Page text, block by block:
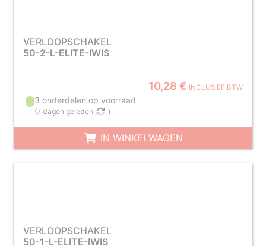
VERLOOPSCHAKEL
50-2-L-ELITE-IWIS
10,28 € INCLUSIEF BTW
3 onderdelen op voorraad
(7 dagen geleden )
IN WINKELWAGEN
VERLOOPSCHAKEL
50-1-L-ELITE-IWIS